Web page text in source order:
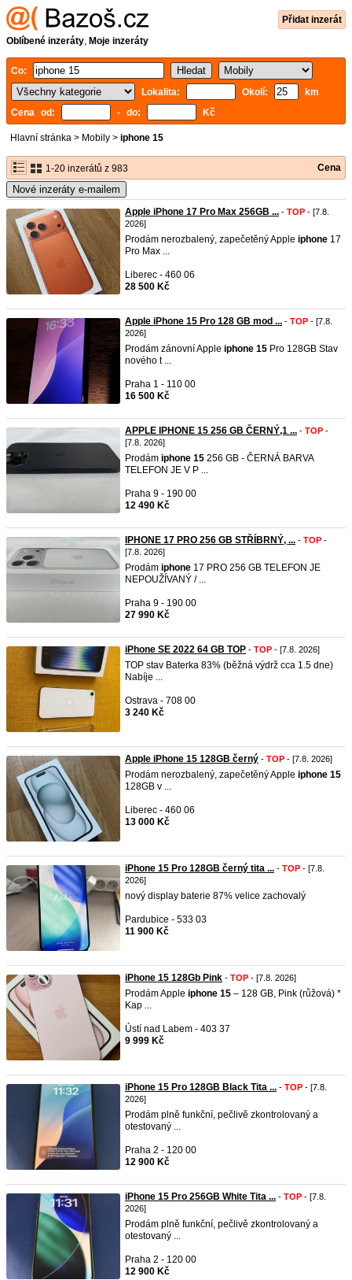
Přidat inzerát
Oblíbené inzeráty, Moje inzeráty
Co:
Lokalita:
Okolí:
km
Cena od:
- do: Kč
Hlavní stránka > Mobily > iphone 15
1-20 inzerátů z 983 Cena
Nové inzeráty e-mailem
Apple iPhone 17 Pro Max 256GB ... - TOP - [7.8.
2026]
Prodám nerozbalený, zapečetěný Apple iphone 17
Pro Max ...
Liberec - 460 06
28 500 Kč
Apple iPhone 15 Pro 128 GB mod ... - TOP - [7.8.
2026]
Prodám zánovní Apple iphone 15 Pro 128GB Stav
nového t ...
Praha 1 - 110 00
16 500 Kč
APPLE IPHONE 15 256 GB ČERNÝ,1 ... - TOP -
[7.8. 2026]
Prodám iphone 15 256 GB - ČERNÁ BARVA
TELEFON JE V P ...
Praha 9 - 190 00
12 490 Kč
IPHONE 17 PRO 256 GB STŘÍBRNÝ, ... - TOP -
[7.8. 2026]
Prodám iphone 17 PRO 256 GB TELEFON JE
NEPOUŽÍVANÝ / ...
Praha 9 - 190 00
27 990 Kč
iPhone SE 2022 64 GB TOP - TOP - [7.8. 2026]
TOP stav Baterka 83% (běžná výdrž cca 1.5 dne)
Nabíje ...
Ostrava - 708 00
3 240 Kč
Apple iPhone 15 128GB černý - TOP - [7.8. 2026]
Prodám nerozbalený, zapečetěný Apple iphone 15
128GB v ...
Liberec - 460 06
13 000 Kč
iPhone 15 Pro 128GB černý tita ... - TOP - [7.8.
2026]
nový display baterie 87% velice zachovalý
Pardubice - 533 03
11 900 Kč
iPhone 15 128Gb Pink - TOP - [7.8. 2026]
Prodám Apple iphone 15 – 128 GB, Pink (růžová) *
Kap ...
Ústí nad Labem - 403 37
9 999 Kč
iPhone 15 Pro 128GB Black Tita ... - TOP - [7.8.
2026]
Prodám plně funkční, pečlivě zkontrolovaný a
otestovaný ...
Praha 2 - 120 00
12 900 Kč
iPhone 15 Pro 256GB White Tita ... - TOP - [7.8.
2026]
Prodám plně funkční, pečlivě zkontrolovaný a
otestovaný ...
Praha 2 - 120 00
12 900 Kč